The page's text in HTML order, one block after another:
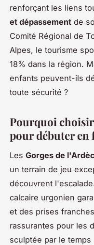
renforçant les liens
et dépassement de
Comité Régional de
Alpes, le tourisme
18% dans la région.
enfants peuvent-ils
toute sécurité ?
Pourquoi
pour débuter en
Les Gorges de
un terrain de jeu
découvrent
calcaire urgonien
et des prises
rassurantes pour les
sculptée par le